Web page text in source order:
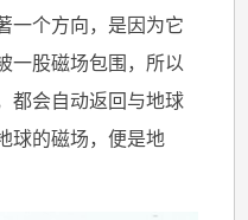
一个方向，是因为它
一股磁场包围，所以
都会自动返回与地球
球的磁场，便是地